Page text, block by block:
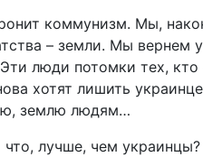
коммунизм. Мы,
– земли. Мы вернем
люди потомки тех,
хотят лишить
землю людям…
что, лучше, чем